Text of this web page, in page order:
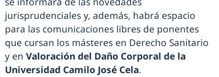
jurisprudenciales y, además, habrá espacio
para las comunicaciones libres de ponentes
que cursan los másteres en Derecho Sanitario
y en Valoración del Daño Corporal de la
Universidad Camilo José Cela.